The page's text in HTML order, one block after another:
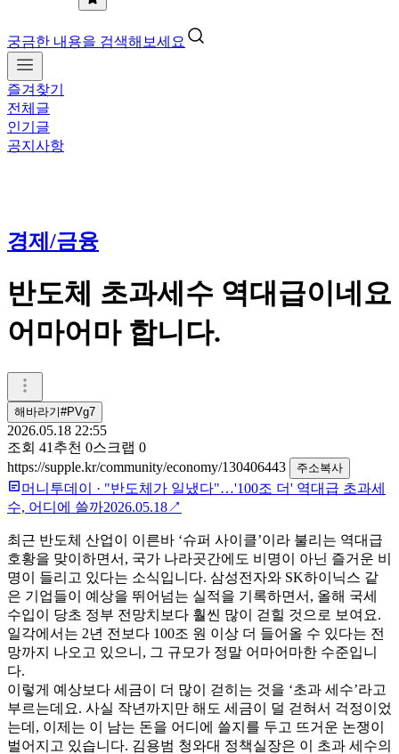
궁금한 내용을 검색해보세요
즐겨찾기
전체글
인기글
공지사항
경제/금융
반도체 초과세수 역대급이네요
어마어마 합니다.
해바라기#PVg7
2026.05.18 22:55
조회 41 추천 0스크랩 0
https://supple.kr/community/economy/130406443
주소복사
머니투데이 · "반도체가 일냈다"…'100조 더' 역대급 초과세
수, 어디에 쓸까2026.05.18↗
최근 반도체 산업이 이른바 ‘슈퍼 사이클’이라 불리는 역대급
호황을 맞이하면서, 국가 나라곳간에도 비명이 아닌 즐거운 비
명이 들리고 있다는 소식입니다. 삼성전자와 SK하이닉스 같
은 기업들이 예상을 뛰어넘는 실적을 기록하면서, 올해 국세
수입이 당초 정부 전망치보다 훨씬 많이 걷힐 것으로 보여요.
일각에서는 2년 전보다 100조 원 이상 더 들어올 수 있다는 전
망까지 나오고 있으니, 그 규모가 정말 어마어마한 수준입니
다.
이렇게 예상보다 세금이 더 많이 걷히는 것을 ‘초과 세수’라고
부르는데요. 사실 작년까지만 해도 세금이 덜 걷혀서 걱정이었
는데, 이제는 이 남는 돈을 어디에 쓸지를 두고 뜨거운 논쟁이
벌어지고 있습니다. 김용범 청와대 정책실장은 이 초과 세수의